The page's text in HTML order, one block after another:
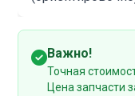
Важно!
Точная
Цена запчасти